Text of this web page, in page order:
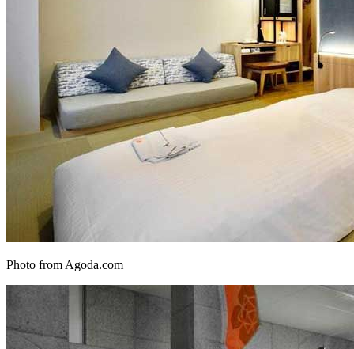
Photo from Agoda.com